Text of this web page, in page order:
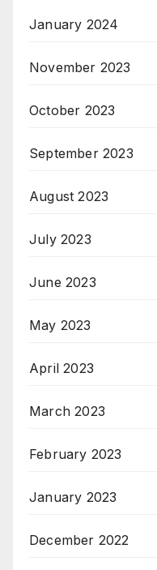
January 2024
November 2023
October 2023
September 2023
August 2023
July 2023
June 2023
May 2023
April 2023
March 2023
February 2023
January 2023
December 2022